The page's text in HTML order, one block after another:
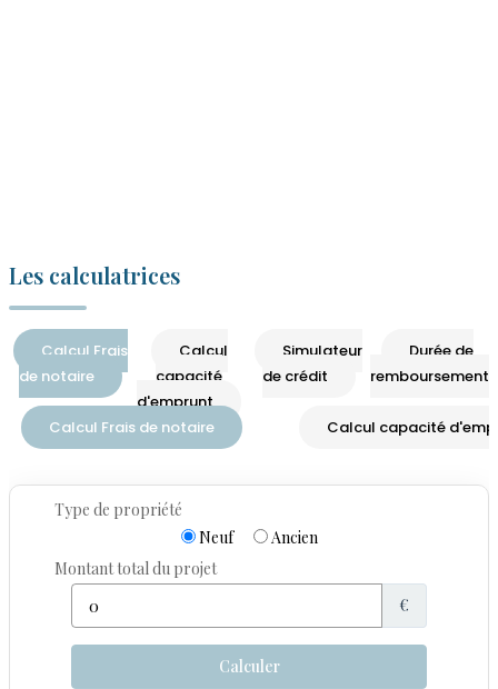
Les calculatrices
Calcul Frais
de notaire
Calcul
capacité
d'emprunt
Simulateur
de crédit
Durée de
remboursements
Calcul Frais de notaire Calcul capacité